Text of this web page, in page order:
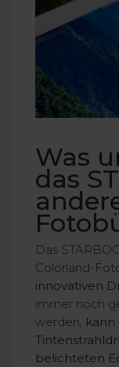
Was
das
Das
Colorland-
innovativen
immer noch
werden, kann
belichteten